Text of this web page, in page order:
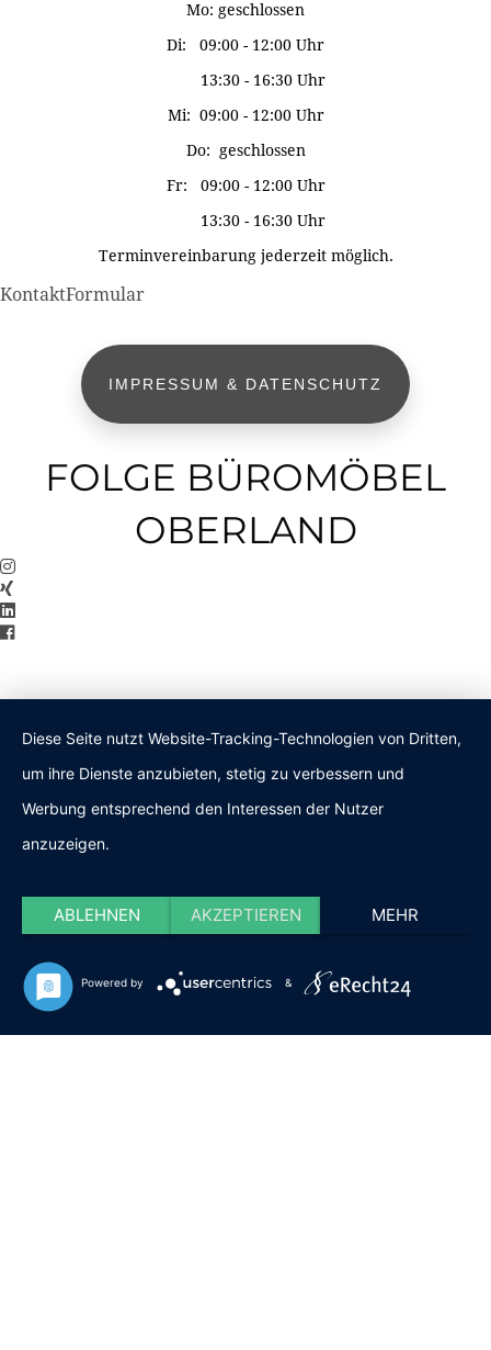
Mo: geschlossen
Di: 09:00 - 12:00 Uhr
13:30 - 16:30 Uhr
Mi: 09:00 - 12:00 Uhr
Do: geschlossen
Fr: 09:00 - 12:00 Uhr
13:30 - 16:30 Uhr
Terminvereinbarung jederzeit möglich.
KontaktFormular
IMPRESSUM & DATENSCHUTZ
FOLGE BÜROMÖBEL
OBERLAND
Diese Seite nutzt Website-Tracking-Technologien von Dritten,
um ihre Dienste anzubieten, stetig zu verbessern und
Werbung entsprechend den Interessen der Nutzer
anzuzeigen.
ABLEHNEN AKZEPTIEREN MEHR
Powered by &